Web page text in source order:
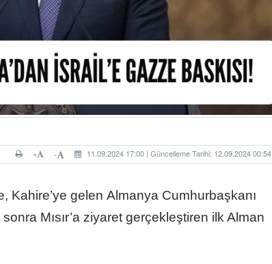
11.09.2024 17:00 | Güncelleme Tarihi: 12.09.2024 00:54
-
+
Kahire’ye gelen Almanya Cumhurbaşkanı
Mısır’a ziyaret gerçekleştiren ilk Alman